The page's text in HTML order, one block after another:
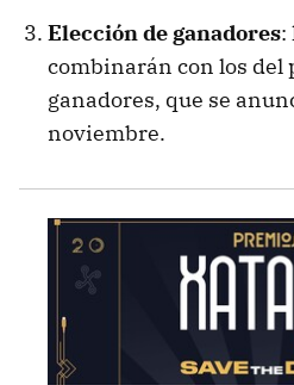
Elección de ganadores:
combinarán con los del
ganadores, que se
noviembre.